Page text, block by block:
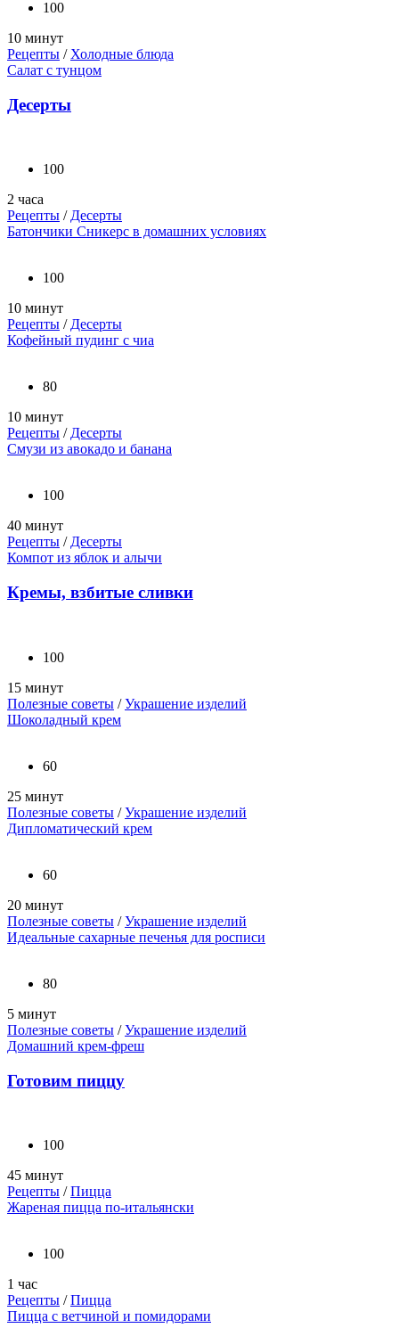
100
10 минут
Рецепты / Холодные блюда
Салат с тунцом
Десерты
100
2 часа
Рецепты /Десерты
Батончики Сникерс в домашних условиях
100
10 минут
Рецепты /Десерты
Кофейный пудинг с чиа
80
10 минут
Рецепты /Десерты
Смузи из авокадо и банана
100
40 минут
Рецепты /Десерты
Компот из яблок и алычи
Кремы, взбитые сливки
100
15 минут
Полезные советы /Украшение изделий
Шоколадный крем
60
25 минут
Полезные советы /Украшение изделий
Дипломатический крем
60
20 минут
Полезные советы /Украшение изделий
Идеальные сахарные печенья для росписи
80
5 минут
Полезные советы /Украшение изделий
Домашний крем-фреш
Готовим пиццу
100
45 минут
Рецепты /Пицца
Жареная пицца по-итальянски
100
1 час
Рецепты /Пицца
Пицца с ветчиной и помидорами